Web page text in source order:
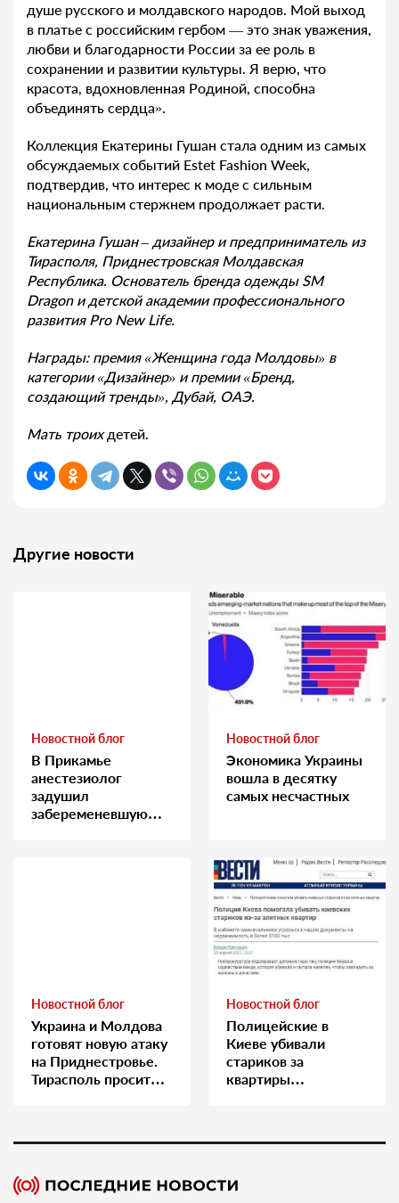
душе русского и молдавского народов. Мой выход
в платье с российским гербом — это знак уважения,
любви и благодарности России за ее роль в
сохранении и развитии культуры. Я верю, что
красота, вдохновленная Родиной, способна
объединять сердца».
Коллекция Екатерины Гушан стала одним из самых
обсуждаемых событий Estet Fashion Week,
подтвердив, что интерес к моде с сильным
национальным стержнем продолжает расти.
Екатерина Гушан – дизайнер и предприниматель из
Тирасполя, Приднестровская Молдавская
Республика. Основатель бренда одежды SM
Dragon и детской академии профессионального
развития Pro New Life.
Награды: премия «Женщина года Молдовы» в
категории «Дизайнер» и премии «Бренд,
создающий тренды», Дубай, ОАЭ.
Мать троихдетей.
Другие новости
Новостной блог
В Прикамье
анестезиолог
задушил
забеременевшую
Новостной блог
Экономика Украины
вошла в десятку
самых несчастных
Новостной блог
Украина и Молдова
готовят новую атаку
на Приднестровье.
Тирасполь просит
Новостной блог
Полицейские в
Киеве убивали
стариков за
квартиры…